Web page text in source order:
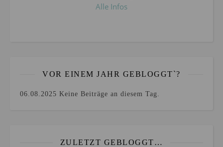
Alle Infos
VOR EINEM JAHR GEBLOGGT`?
06.08.2025 Keine Beiträge an diesem Tag.
ZULETZT GEBLOGGT…